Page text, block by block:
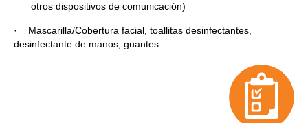
otros dispositivos de comunicación)
· Mascarilla/Cobertura facial, toallitas desinfectantes,
desinfectante de manos, guantes